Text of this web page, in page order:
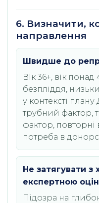
6. Визначити,
направлення
Швидше до
Вік 36+, вік
безпліддя,
у контексті
трубний фактор,
фактор, повторні
потреба в
Не затягувати з
експертною
Підозра на